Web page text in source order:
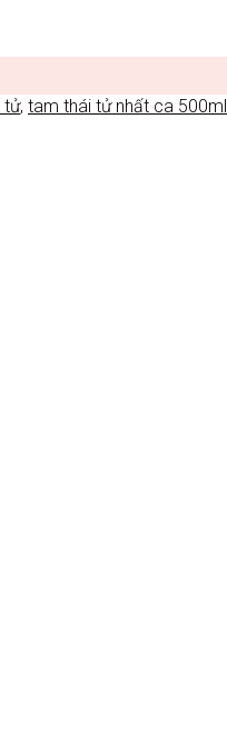
tử, tam thái tử nhất ca 500ml